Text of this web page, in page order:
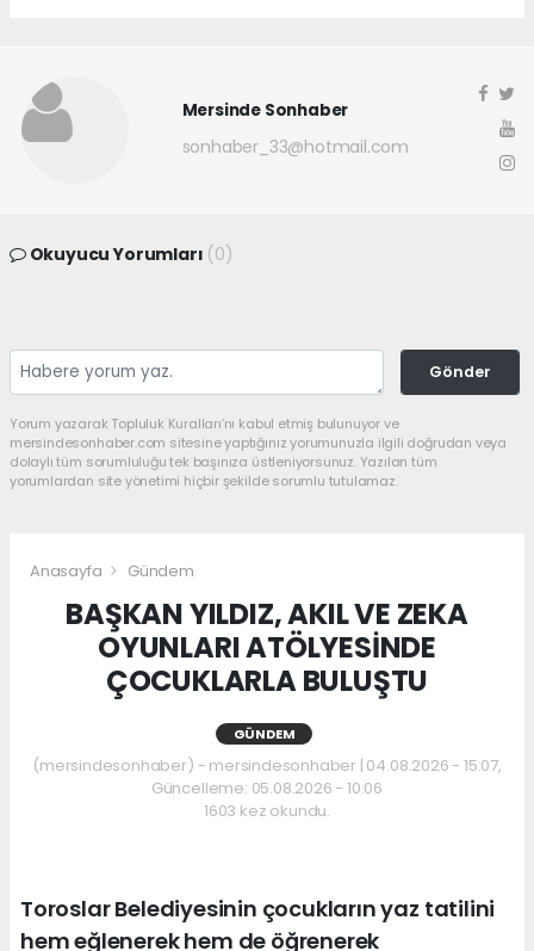
Mersinde Sonhaber
sonhaber_33@hotmail.com
Okuyucu Yorumları (0)
Gönder
Yorum yazarak Topluluk Kuralları’nı kabul etmiş bulunuyor ve
mersindesonhaber.com sitesine yaptığınız yorumunuzla ilgili doğrudan veya
dolaylı tüm sorumluluğu tek başınıza üstleniyorsunuz. Yazılan tüm
yorumlardan site yönetimi hiçbir şekilde sorumlu tutulamaz.
Anasayfa Gündem
BAŞKAN YILDIZ, AKIL VE ZEKA
OYUNLARI ATÖLYESİNDE
ÇOCUKLARLA BULUŞTU
GÜNDEM
(mersindesonhaber) - mersindesonhaber | 04.08.2026 - 15:07,
Güncelleme: 05.08.2026 - 10:06
1603 kez okundu.
Toroslar Belediyesinin çocukların yaz tatilini
hem eğlenerek hem de öğrenerek